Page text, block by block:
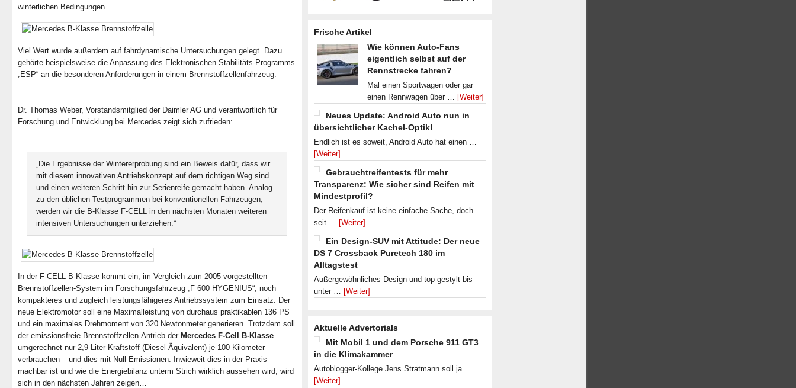
winterlichen Bedingungen.
Viel Wert wurde außerdem auf fahrdynamische Untersuchungen gelegt. Dazu
gehörte beispielsweise die Anpassung des Elektronischen Stabilitäts-Programms
„ESP“ an die besonderen Anforderungen in einem Brennstoffzellenfahrzeug.
Dr. Thomas Weber, Vorstandsmitglied der Daimler AG und verantwortlich für
Forschung und Entwicklung bei Mercedes zeigt sich zufrieden:
„Die Ergebnisse der Wintererprobung sind ein Beweis dafür, dass wir
mit diesem innovativen Antriebskonzept auf dem richtigen Weg sind
und einen weiteren Schritt hin zur Serienreife gemacht haben. Analog
zu den üblichen Testprogrammen bei konventionellen Fahrzeugen,
werden wir die B-Klasse F-CELL in den nächsten Monaten weiteren
intensiven Untersuchungen unterziehen.“
In der F-CELL B-Klasse kommt ein, im Vergleich zum 2005 vorgestellten
Brennstoffzellen-System im Forschungsfahrzeug „F 600 HYGENIUS“, noch
kompakteres und zugleich leistungsfähigeres Antriebssystem zum Einsatz. Der
neue Elektromotor soll eine Maximalleistung von durchaus praktikablen 136 PS
und ein maximales Drehmoment von 320 Newtonmeter generieren. Trotzdem soll
der emissionsfreie Brennstoffzellen-Antrieb der Mercedes F-Cell B-Klasse
umgerechnet nur 2,9 Liter Kraftstoff (Diesel-Äquivalent) je 100 Kilometer
verbrauchen – und dies mit Null Emissionen. Inwieweit dies in der Praxis
machbar ist und wie die Energiebilanz unterm Strich wirklich aussehen wird, wird
sich in den nächsten Jahren zeigen…
Frische Artikel
Wie können Auto-Fans
eigentlich selbst auf der
Rennstrecke fahren?
Mal einen Sportwagen oder gar
einen Rennwagen über … [Weiter]
Neues Update: Android Auto nun in
übersichtlicher Kachel-Optik!
Endlich ist es soweit, Android Auto hat einen …
[Weiter]
Gebrauchtreifentests für mehr
Transparenz: Wie sicher sind Reifen mit
Mindestprofil?
Der Reifenkauf ist keine einfache Sache, doch
seit … [Weiter]
Ein Design-SUV mit Attitude: Der neue
DS 7 Crossback Puretech 180 im
Alltagstest
Außergewöhnliches Design und top gestylt bis
unter … [Weiter]
Aktuelle Advertorials
Mit Mobil 1 und dem Porsche 911 GT3
in die Klimakammer
Autoblogger-Kollege Jens Stratmann soll ja …
[Weiter]